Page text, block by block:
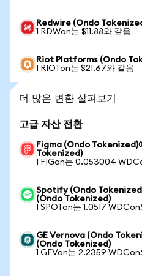
Redwire (Ondo
1 RDWon는 $11.88와 같음
Riot Platforms (Ondo
1 RIOTon는 $21.67와 같음
더 많은 변환 살펴보기
고급 자산 전환
Figma (Ondo
Tokenized)
1 FIGon는 0.053004
Spotify (Ondo
(Ondo Tokenized)
1 SPOTon는 1.0517
GE Vernova (Ondo
(Ondo Tokenized)
1 GEVon는 2.2359 WDCon